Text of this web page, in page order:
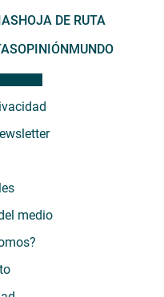
HOJA DE RUTA
OPINIÓNMUNDO
medio